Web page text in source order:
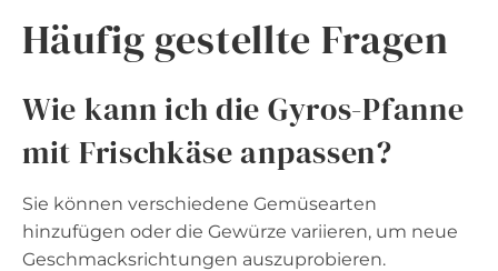
Häufig gestellte Fragen
Wie kann ich die Gyros-Pfanne
mit Frischkäse anpassen?
Sie können verschiedene Gemüsearten
hinzufügen oder die Gewürze variieren, um neue
Geschmacksrichtungen auszuprobieren.